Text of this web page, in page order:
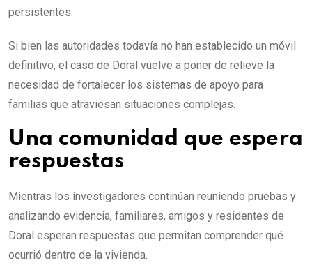
persistentes.
Si bien las autoridades todavía no han establecido un móvil
definitivo, el caso de Doral vuelve a poner de relieve la
necesidad de fortalecer los sistemas de apoyo para
familias que atraviesan situaciones complejas.
Una comunidad que espera
respuestas
Mientras los investigadores continúan reuniendo pruebas y
analizando evidencia, familiares, amigos y residentes de
Doral esperan respuestas que permitan comprender qué
ocurrió dentro de la vivienda.